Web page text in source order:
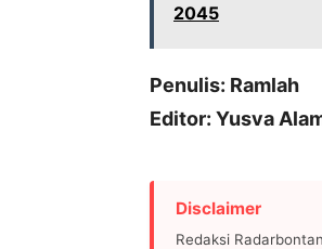
2045
Penulis: Ramlah
Editor: Yusva
Disclaimer
Redaksi